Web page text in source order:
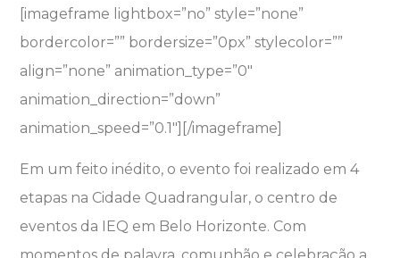
[imageframe lightbox=”no” style=”none”
bordercolor=”” bordersize=”0px” stylecolor=””
align=”none” animation_type=”0″
animation_direction=”down”
animation_speed=”0.1″] [/imageframe]
Em um feito inédito, o evento foi realizado em 4
etapas na Cidade Quadrangular, o centro de
eventos da IEQ em Belo Horizonte. Com